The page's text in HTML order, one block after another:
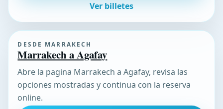
Ver billetes
DESDE MARRAKECH
Marrakech a Agafay
Abre la pagina Marrakech a Agafay, revisa las
opciones mostradas y continua con la reserva
online.